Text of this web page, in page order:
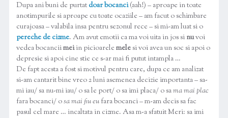
Dupa ani buni de purtat doar bocanci(aah!) – aproape in toate
anotimpurile si aproape cu toate ocaziile – am facut o schimbare
curajoasa – valabila insa pentru sezonul rece – si mi-am luat si o
pereche de cizme. Am avut emotii ca ma voi uita in jos si nuvoi
vedea bocanciimeiin picioarele melesi voi avea un soc si apoi o
depresie si apoi cine stie ce s-ar mai fi putut intampla …
De fapt acesta a fost si motivul pentru care, dupa ce am analizat
si-am cantarit bine vreo 2 luni asemenea decizie importanta – sa-
mi iau/ sa nu-mi iau/ o sa le port/ o sa imi placa/ o sama mai plac
fara bocanci/ osa mai fiu eufara bocanci – m-am decis sa fac
pasul cel mare … incaltata in cizme. Asa m-a sfatuit Meri: sa imi